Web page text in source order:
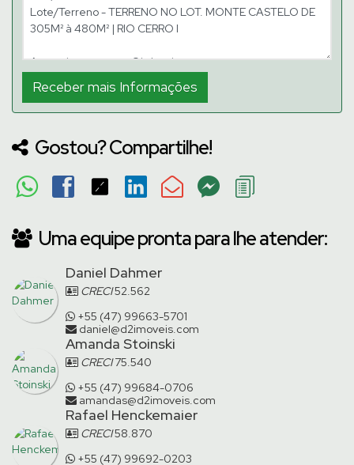
Gostou? Compartilhe!
Uma equipe pronta para lhe atender:
Daniel Dahmer
CRECI52.562
+55 (47) 99663-5701
daniel@d2imoveis.com
Amanda Stoinski
CRECI75.540
+55 (47) 99684-0706
amandas@d2imoveis.com
Rafael Henckemaier
CRECI58.870
+55 (47) 99692-0203